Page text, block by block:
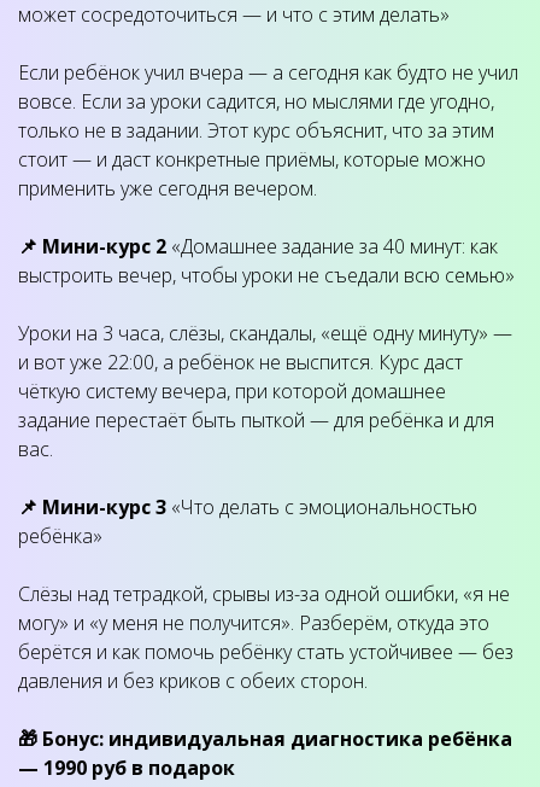
может сосредоточиться — и что с этим делать»
Если ребёнок учил вчера — а сегодня как будто не учил
вовсе. Если за уроки садится, но мыслями где угодно,
только не в задании. Этот курс объяснит, что за этим
стоит — и даст конкретные приёмы, которые можно
применить уже сегодня вечером.
📌 Мини-курс 2 «Домашнее задание за 40 минут: как
выстроить вечер, чтобы уроки не съедали всю семью»
Уроки на 3 часа, слёзы, скандалы, «ещё одну минуту» —
и вот уже 22:00, а ребёнок не выспится. Курс даст
чёткую систему вечера, при которой домашнее
задание перестаёт быть пыткой — для ребёнка и для
вас.
📌 Мини-курс 3 «Что делать с эмоциональностью
ребёнка»
Слёзы над тетрадкой, срывы из-за одной ошибки, «я не
могу» и «у меня не получится». Разберём, откуда это
берётся и как помочь ребёнку стать устойчивее — без
давления и без криков с обеих сторон.
🎁 Бонус: индивидуальная диагностика ребёнка
— 1990 руб в подарок